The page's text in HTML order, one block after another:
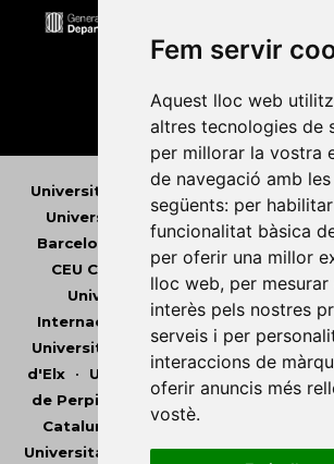
Fem servir
Aquest lloc web
altres tecnologies de
per millorar la vostra
de navegació amb
següents: per
funcionalitat bàsica
per oferir una millor
lloc web, per
interès pels nostres
serveis i per
interaccions de
oferir anuncis més
vostè.
Universitat Abat Oliba CEU•
Universitat d'Andorra•Universitat
Barcelona
Universitat de
CEU Cardenal Herrera•Universitat
Universitat de les Illes Balears•
Internacional de Catalunya•
Universitat de Lleida• Universitat
d'Elx• Universitat Oberta de
de Perpinyà Via Domitia•
Catalunya
Universitat Politècnica
Universitat Pompeu Fabra•